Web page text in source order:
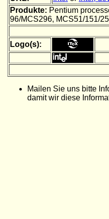
Produkte: Pentium
96/MCS296, MCS51/151/
Logo(s):
Mailen Sie uns bitte
damit wir diese